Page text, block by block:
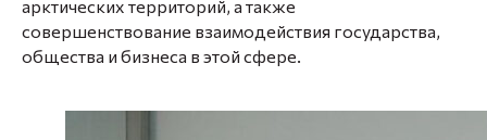
арктических территорий, а также
совершенствование взаимодействия государства,
общества и бизнеса в этой сфере.